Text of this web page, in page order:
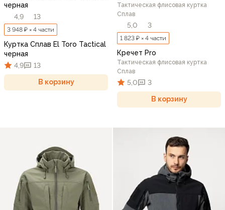
черная
4,9
13
3 948 ₽ × 4 части
Куртка Сплав El Toro Tactical
черная
4,9
13
В корзину
Тактическая флисовая куртка
Сплав
5,0 3
1 823 ₽ × 4 части
Кречет Pro
Тактическая флисовая куртка
Сплав
5,0 3
В корзину